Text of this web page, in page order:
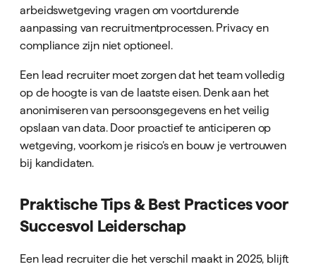
arbeidswetgeving vragen om voortdurende
aanpassing van recruitmentprocessen. Privacy en
compliance zijn niet optioneel.
Een lead recruiter moet zorgen dat het team volledig
op de hoogte is van de laatste eisen. Denk aan het
anonimiseren van persoonsgegevens en het veilig
opslaan van data. Door proactief te anticiperen op
wetgeving, voorkom je risico’s en bouw je vertrouwen
bij kandidaten.
Praktische Tips & Best Practices voor
Succesvol Leiderschap
Een lead recruiter die het verschil maakt in 2025, blijft